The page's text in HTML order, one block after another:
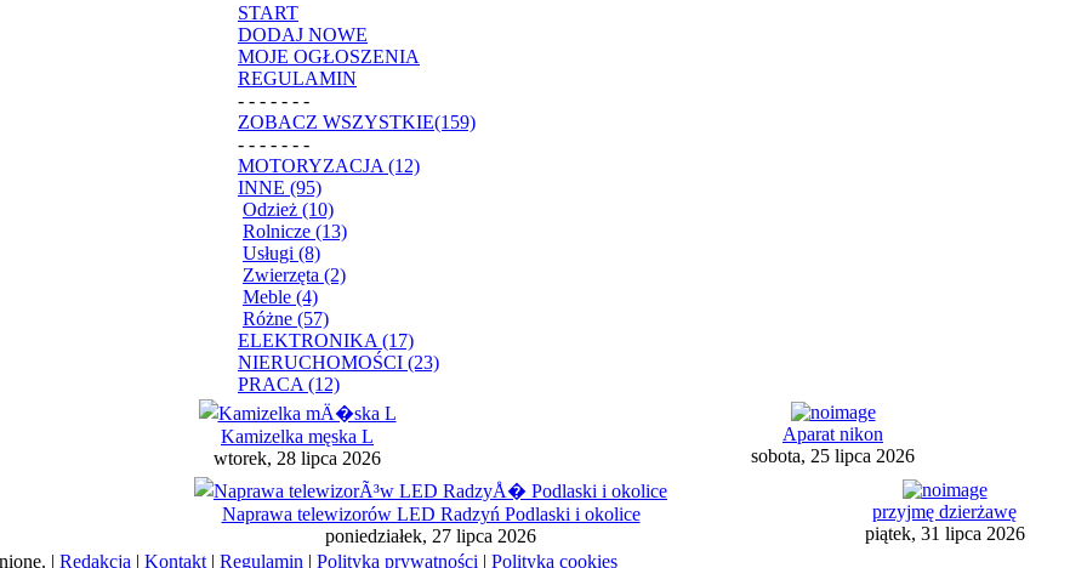
START
DODAJ NOWE
MOJE OGŁOSZENIA
REGULAMIN
- - - - - - -
ZOBACZ WSZYSTKIE(159)
- - - - - - -
MOTORYZACJA (12)
INNE (95)
Odzież (10)
Rolnicze (13)
Usługi (8)
Zwierzęta (2)
Meble (4)
Różne (57)
ELEKTRONIKA (17)
NIERUCHOMOŚCI (23)
PRACA (12)
Kamizelka męska L
wtorek, 28 lipca 2026
Aparat nikon
sobota, 25 lipca 2026
Naprawa telewizorów LED Radzyń Podlaski i okolice
poniedziałek, 27 lipca 2026
przyjmę dzierżawę
piątek, 31 lipca 2026
| Redakcja | Kontakt | Regulamin | Polityka prywatności | Polityka cookies